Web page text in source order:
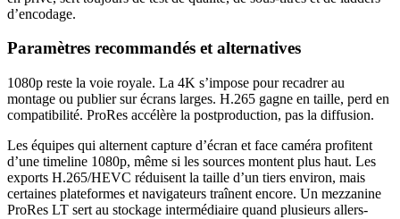
d’encodage.
Paramètres recommandés et alternatives
1080p reste la voie royale. La 4K s’impose pour recadrer au
montage ou publier sur écrans larges. H.265 gagne en taille, perd en
compatibilité. ProRes accélère la postproduction, pas la diffusion.
Les équipes qui alternent capture d’écran et face caméra profitent
d’une timeline 1080p, même si les sources montent plus haut. Les
exports H.265/HEVC réduisent la taille d’un tiers environ, mais
certaines plateformes et navigateurs traînent encore. Un mezzanine
ProRes LT sert au stockage intermédiaire quand plusieurs allers-